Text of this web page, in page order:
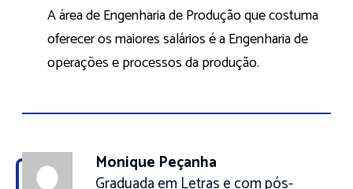
A área de Engenharia de Produção que costuma
oferecer os maiores salários é a Engenharia de
operações e processos da produção.
Monique Peçanha
Graduada em Letras e com pós-